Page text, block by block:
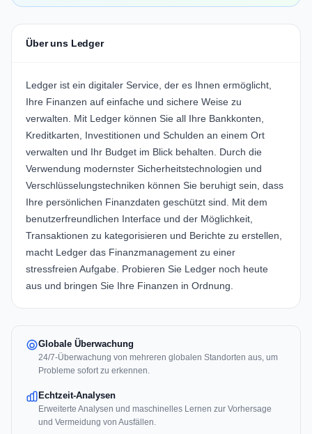
Über uns Ledger
Ledger ist ein digitaler Service, der es Ihnen ermöglicht,
Ihre Finanzen auf einfache und sichere Weise zu
verwalten. Mit Ledger können Sie all Ihre Bankkonten,
Kreditkarten, Investitionen und Schulden an einem Ort
verwalten und Ihr Budget im Blick behalten. Durch die
Verwendung modernster Sicherheitstechnologien und
Verschlüsselungstechniken können Sie beruhigt sein, dass
Ihre persönlichen Finanzdaten geschützt sind. Mit dem
benutzerfreundlichen Interface und der Möglichkeit,
Transaktionen zu kategorisieren und Berichte zu erstellen,
macht Ledger das Finanzmanagement zu einer
stressfreien Aufgabe. Probieren Sie Ledger noch heute
aus und bringen Sie Ihre Finanzen in Ordnung.
Globale Überwachung
24/7-Überwachung von mehreren globalen Standorten aus, um
Probleme sofort zu erkennen.
Echtzeit-Analysen
Erweiterte Analysen und maschinelles Lernen zur Vorhersage
und Vermeidung von Ausfällen.